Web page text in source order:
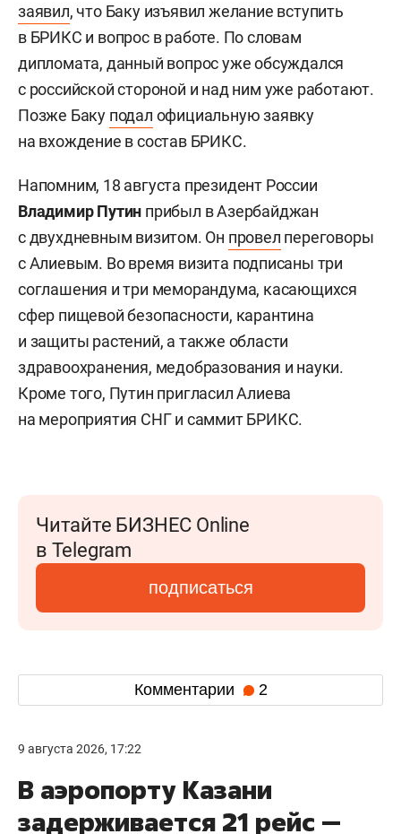
заявил, что Баку изъявил желание вступить
в БРИКС и вопрос в работе. По словам
дипломата, данный вопрос уже обсуждался
с российской стороной и над ним уже работают.
Позже Баку подал официальную заявку
на вхождение в состав БРИКС.
Напомним, 18 августа президент России
Владимир Путин прибыл в Азербайджан
с двухдневным визитом. Он провел переговоры
с Алиевым. Во время визита подписаны три
соглашения и три меморандума, касающихся
сфер пищевой безопасности, карантина
и защиты растений, а также области
здравоохранения, медобразования и науки.
Кроме того, Путин пригласил Алиева
на мероприятия СНГ и саммит БРИКС.
Читайте БИЗНЕС Online
в Telegram
подписаться
Комментарии 2
9 августа 2026, 17:22
В аэропорту Казани
задерживается 21 рейс —